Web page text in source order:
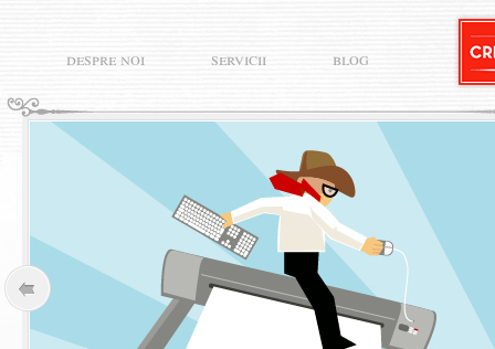
despre noi servicii blog